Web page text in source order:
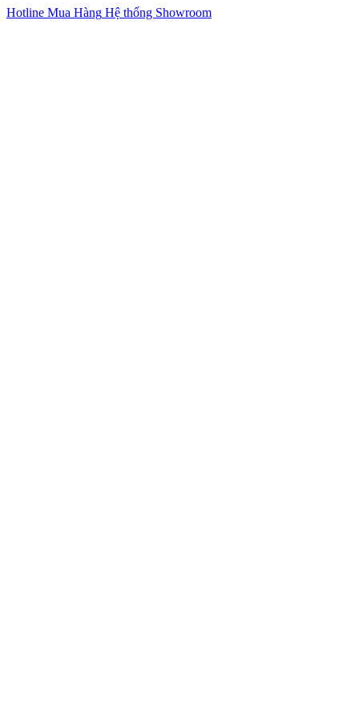
Hotline Mua Hàng Hệ thống Showroom